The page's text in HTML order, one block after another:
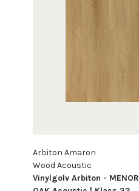
Arbiton Amaron
Wood Acoustic
Vinylgolv Arbiton - MENOR